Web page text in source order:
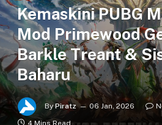
Kemaskini PUBG
Mod Primewood
Barkle Treant &
Baharu
By Piratz 06 Jan, 2026
4 Mins Read